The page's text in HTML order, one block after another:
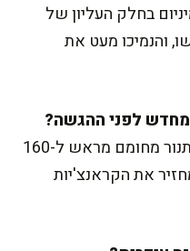
בחלק העליון של
והנמיכו מעט את
כן, זה עובד מצוין. פשוט חממו בתנור מחומם מראש ל-160
דקות. זה מחזיר את הקראנצ'יות